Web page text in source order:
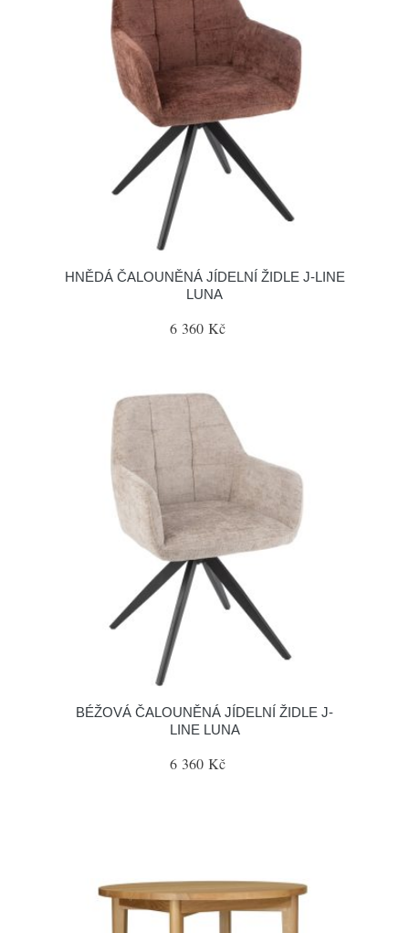
HNĚDÁ ČALOUNĚNÁ JÍDELNÍ ŽIDLE J-LINE
LUNA
6 360 Kč
BÉŽOVÁ ČALOUNĚNÁ JÍDELNÍ ŽIDLE J-
LINE LUNA
6 360 Kč